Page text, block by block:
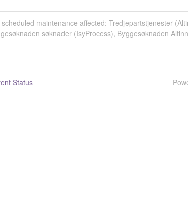
maintenance affected: Tredjepartstjenester
søknader (IsyProcess), Byggesøknaden
Status